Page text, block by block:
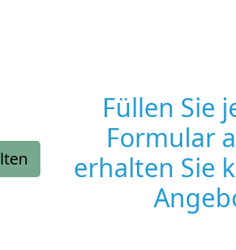
Füllen Sie
Formular
erhalten Sie